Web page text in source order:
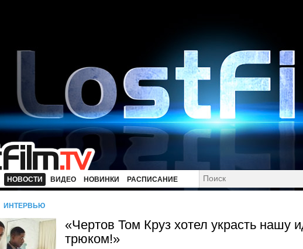
НОВОСТИ ВИДЕО НОВИНКИ РАСПИСАНИЕ
ИНТЕРВЬЮ
«Чертов Том Круз хотел украсть нашу
трюком!»